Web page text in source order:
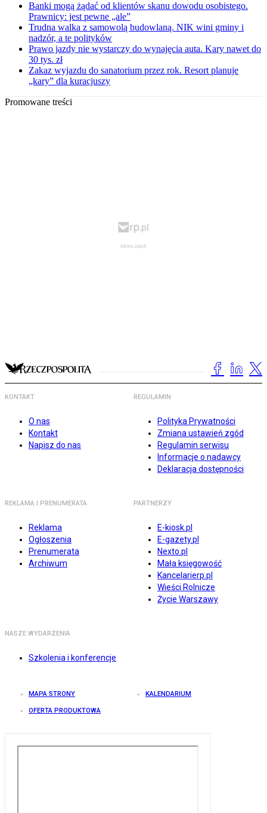
Banki mogą żądać od klientów skanu dowodu osobistego.
Prawnicy: jest pewne „ale”
Trudna walka z samowolą budowlaną. NIK wini gminy i
nadzór, a te polityków
Prawo jazdy nie wystarczy do wynajęcia auta. Kary nawet do
30 tys. zł
Zakaz wyjazdu do sanatorium przez rok. Resort planuje
„kary” dla kuracjuszy
Promowane treści
KONTAKT
O nas
Kontakt
Napisz do nas
REGULAMIN
Polityka Prywatności
Zmiana ustawień zgód
Regulamin serwisu
Informacje o nadawcy
Deklaracja dostępności
REKLAMA I PRENUMERATA
Reklama
Ogłoszenia
Prenumerata
Archiwum
PARTNERZY
E-kiosk.pl
E-gazety.pl
Nexto.pl
Mała księgowość
Kancelarierp.pl
Wieści Rolnicze
Życie Warszawy
NASZE WYDARZENIA
Szkolenia i konferencje
MAPA STRONY KALENDARIUM
OFERTA PRODUKTOWA